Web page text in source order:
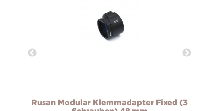
Rusan Modular Klemmadapter Fixed (3